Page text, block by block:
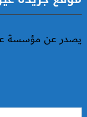
يصدر عن مؤسسة